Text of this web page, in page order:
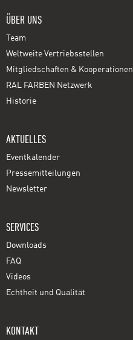
ÜBER UNS
Team
Weltweite Vertriebsstellen
Mitgliedschaften & Kooperationen
RAL FARBEN Netzwerk
Historie
AKTUELLES
Eventkalender
Pressemitteilungen
Newsletter
SERVICES
Downloads
FAQ
Videos
Echtheit und Qualität
KONTAKT